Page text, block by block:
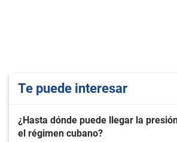
Te puede interesar
¿Hasta dónde puede llegar la
el régimen cubano?